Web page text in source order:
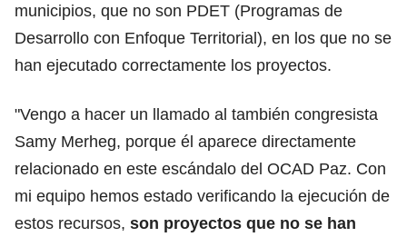
municipios, que no son PDET (Programas de
Desarrollo con Enfoque Territorial), en los que no se
han ejecutado correctamente los proyectos.
"Vengo a hacer un llamado al también congresista
Samy Merheg, porque él aparece directamente
relacionado en este escándalo del OCAD Paz. Con
mi equipo hemos estado verificando la ejecución de
estos recursos, son proyectos que no se han